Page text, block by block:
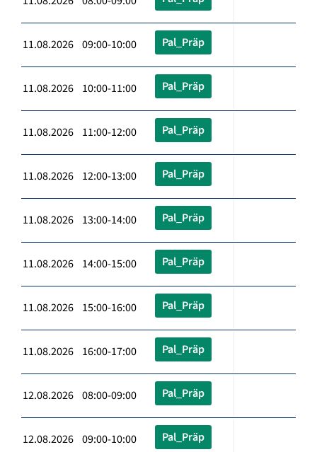
11.08.2026 09:00-10:00 Pal_Präp
11.08.2026 10:00-11:00 Pal_Präp
11.08.2026 11:00-12:00 Pal_Präp
11.08.2026 12:00-13:00 Pal_Präp
11.08.2026 13:00-14:00 Pal_Präp
11.08.2026 14:00-15:00 Pal_Präp
11.08.2026 15:00-16:00 Pal_Präp
11.08.2026 16:00-17:00 Pal_Präp
12.08.2026 08:00-09:00 Pal_Präp
12.08.2026 09:00-10:00 Pal_Präp